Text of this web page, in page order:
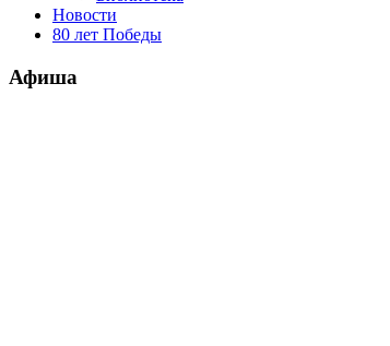
Новости
80 лет Победы
Афиша